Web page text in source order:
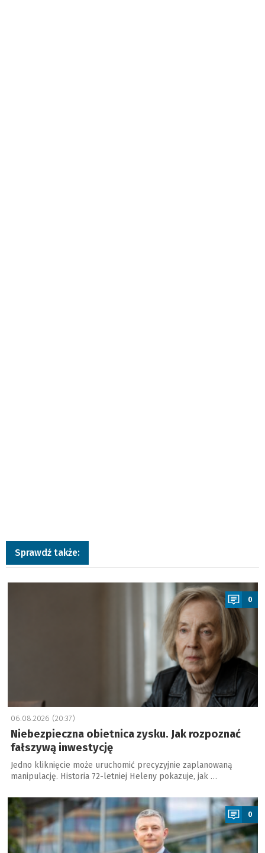
Sprawdź także:
a
0
06.08.2026 (20:37)
Niebezpieczna obietnica zysku. Jak rozpoznać
fałszywą inwestycję
Jedno kliknięcie może uruchomić precyzyjnie zaplanowaną
manipulację. Historia 72-letniej Heleny pokazuje, jak …
a
0